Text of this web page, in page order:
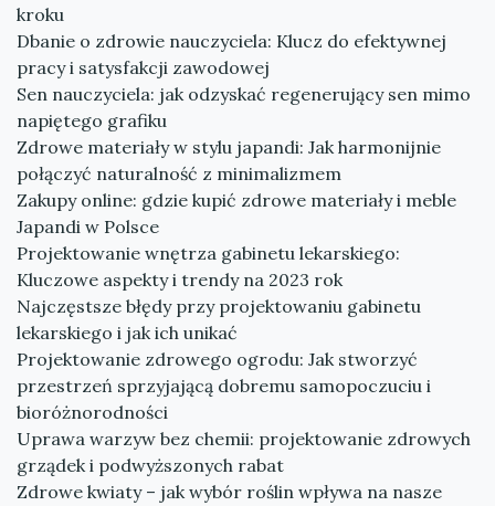
kroku
Dbanie o zdrowie nauczyciela: Klucz do efektywnej
pracy i satysfakcji zawodowej
Sen nauczyciela: jak odzyskać regenerujący sen mimo
napiętego grafiku
Zdrowe materiały w stylu japandi: Jak harmonijnie
połączyć naturalność z minimalizmem
Zakupy online: gdzie kupić zdrowe materiały i meble
Japandi w Polsce
Projektowanie wnętrza gabinetu lekarskiego:
Kluczowe aspekty i trendy na 2023 rok
Najczęstsze błędy przy projektowaniu gabinetu
lekarskiego i jak ich unikać
Projektowanie zdrowego ogrodu: Jak stworzyć
przestrzeń sprzyjającą dobremu samopoczuciu i
bioróżnorodności
Uprawa warzyw bez chemii: projektowanie zdrowych
grządek i podwyższonych rabat
Zdrowe kwiaty – jak wybór roślin wpływa na nasze